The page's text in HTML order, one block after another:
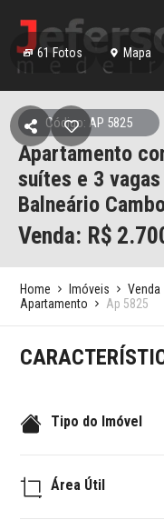
61 Fotos Mapa
Código: AP 5825
Apartamento
suítes e 3
Balneário
Venda: R$
Home Imóveis Venda
Apartamento
Ap 5825
Tipo do Imóvel
Área Útil